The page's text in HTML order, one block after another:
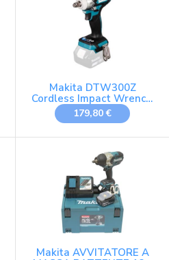
Makita DTW300Z
Cordless Impact Wrench,
18 V
179,80 €
Makita AVVITATORE A